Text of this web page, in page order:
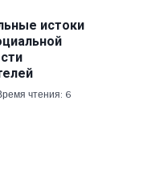
истоки
чтения: 6